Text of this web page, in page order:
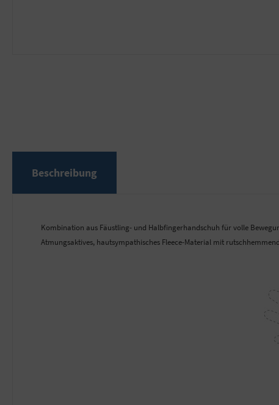
Beschreibung
Kombination aus Fäustling- und Halbfingerhandschuh für volle
Atmungsaktives, hautsympathisches Fleece-Material mit